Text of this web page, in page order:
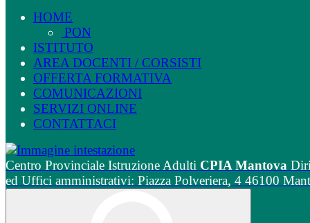
HOME
PON
ISTITUTO
AREA DOCENTI / CORSISTI
OFFERTA FORMATIVA
COMUNICAZIONI
SERVIZI ONLINE
CONTATTACI
Centro Provinciale Istruzione Adulti CPIA Mantova
ed Uffici amministrativi: Piazza Polveriera, 4 46100